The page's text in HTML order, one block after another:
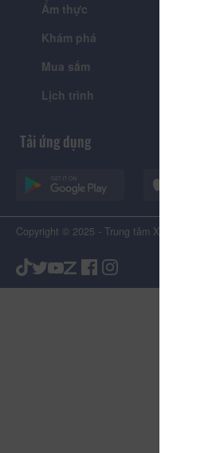
Ẩm thực
Khám phá
Mua sắm
Lịch trình
Tải ứng dụng
Copyright © 2025 - Trung tâm Xúc tiến Du